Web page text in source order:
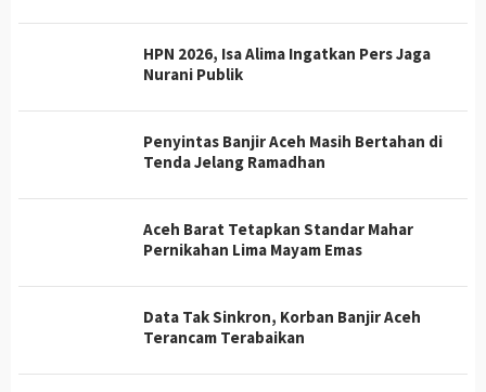
HPN 2026, Isa Alima Ingatkan Pers Jaga
Nurani Publik
Penyintas Banjir Aceh Masih Bertahan di
Tenda Jelang Ramadhan
Aceh Barat Tetapkan Standar Mahar
Pernikahan Lima Mayam Emas
Data Tak Sinkron, Korban Banjir Aceh
Terancam Terabaikan